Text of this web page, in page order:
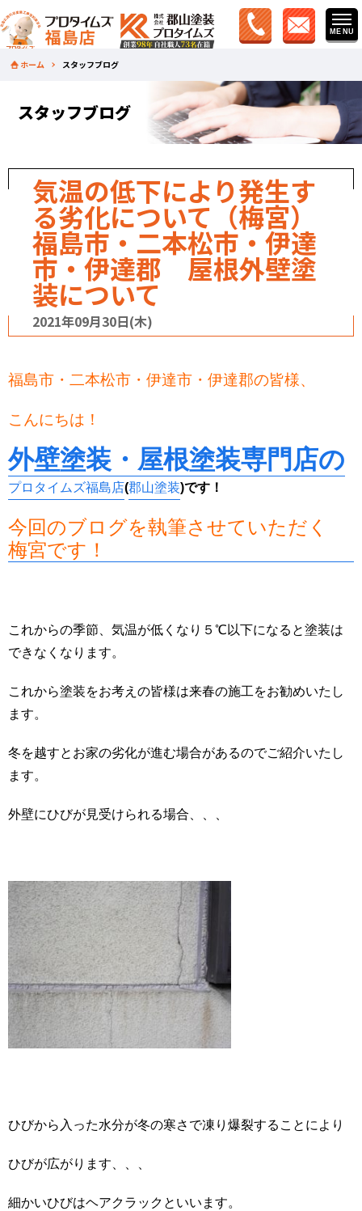
ホーム スタッフブログ
スタッフブログ
気温の低下により発生す
る劣化について（梅宮）
福島市・二本松市・伊達
市・伊達郡 屋根外壁塗
装について
2021年09月30日(木)
福島市・二本松市・伊達市・伊達郡の皆様、
こんにちは！
外壁塗装・屋根塗装専門店の
プロタイムズ福島店(郡山塗装)です！
今回のブログを執筆させていただく
梅宮です！
これからの季節、気温が低くなり５℃以下になると塗装は
できなくなります。
これから塗装をお考えの皆様は来春の施工をお勧めいたし
ます。
冬を越すとお家の劣化が進む場合があるのでご紹介いたし
ます。
外壁にひびが見受けられる場合、、、
ひびから入った水分が冬の寒さで凍り爆裂することにより
ひびが広がります、、、
細かいひびはヘアクラックといいます。